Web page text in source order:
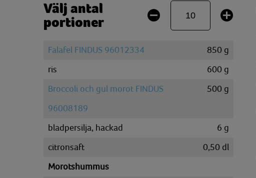
Välj antal
portioner
Falafel FINDUS 96012334 850 g
ris
600 g
Broccoli och gul morot FINDUS
96008189
500 g
bladpersilja, hackad 6 g
citronsaft
0,50 dl
Morotshummus